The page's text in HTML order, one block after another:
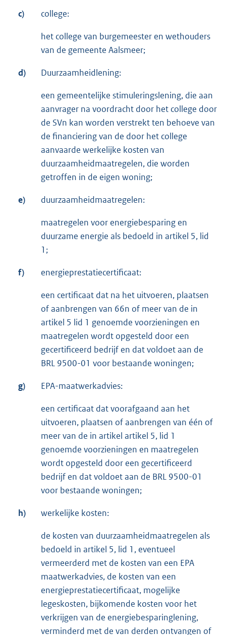
c) college:
het college van burgemeester en wethouders
van de gemeente Aalsmeer;
d) Duurzaamheidlening:
een gemeentelijke stimuleringslening, die aan
aanvrager na voordracht door het college door
de SVn kan worden verstrekt ten behoeve van
de financiering van de door het college
aanvaarde werkelijke kosten van
duurzaamheidmaatregelen, die worden
getroffen in de eigen woning;
e) duurzaamheidmaatregelen:
maatregelen voor energiebesparing en
duurzame energie als bedoeld in artikel 5, lid
1;
f) energieprestatiecertificaat:
een certificaat dat na het uitvoeren, plaatsen
of aanbrengen van 66n of meer van de in
artikel 5 lid 1 genoemde voorzieningen en
maatregelen wordt opgesteld door een
gecertificeerd bedrijf en dat voldoet aan de
BRL 9500-01 voor bestaande woningen;
g) EPA-maatwerkadvies:
een certificaat dat voorafgaand aan het
uitvoeren, plaatsen of aanbrengen van één of
meer van de in artikel artikel 5, lid 1
genoemde voorzieningen en maatregelen
wordt opgesteld door een gecertificeerd
bedrijf en dat voldoet aan de BRL 9500-01
voor bestaande woningen;
h) werkelijke kosten:
de kosten van duurzaamheidmaatregelen als
bedoeld in artikel 5, lid 1, eventueel
vermeerderd met de kosten van een EPA
maatwerkadvies, de kosten van een
energieprestatiecertificaat, mogelijke
legeskosten, bijkomende kosten voor het
verkrijgen van de energiebesparinglening,
verminderd met de van derden ontvangen of